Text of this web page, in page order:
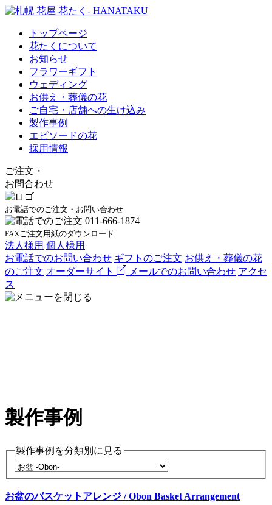
トップページ
花たくについて
お知らせ
フラワーギフト
ウェディング
お供え・葬儀の花
ご自宅・店舗への生け込み
製作事例
エピソードの花
採用情報
ご注文 ・
お問合わせ
お電話でのご注文・お問い合わせ
FAXご注文用紙のダウンロード
法人様用 個人様用
お電話でのお問い合わせ ギフトのご注文 お供え・葬儀の花
のご注文 オーダーサイト メールでのお問い合わせ アクセ
ス
製作事例
製作事例を分類別に見る
お盆のバスケットアレンジ / Obon Basket Arrangement